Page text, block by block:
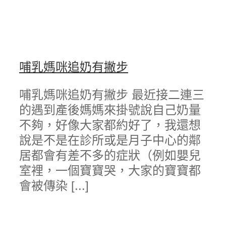
哺乳媽咪追奶有撇步
哺乳媽咪追奶有撇步 最近接二連三
的遇到產後媽媽來掛號說自己奶量
不夠，好像大家都約好了，我還想
說是不是在診所或是月子中心的鄰
居都會有差不多的症狀（例如嬰兒
室裡，一個寶寶哭，大家的寶寶都
會被傳染 [...]